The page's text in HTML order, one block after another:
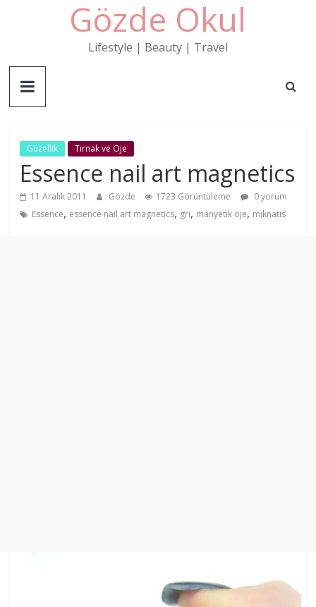
Gözde Okul
Lifestyle | Beauty | Travel
Güzellik Tırnak ve Oje
Essence nail art magnetics
11 Aralık 2011 Gözde 1723 Görüntüleme
0 yorum
Essence, essence nail art magnetics, gri, manyetik oje, mıknatıs